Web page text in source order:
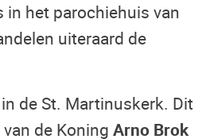
het parochiehuis van
uiteraard de
de St. Martinuskerk. Dit
de Koning Arno Brok